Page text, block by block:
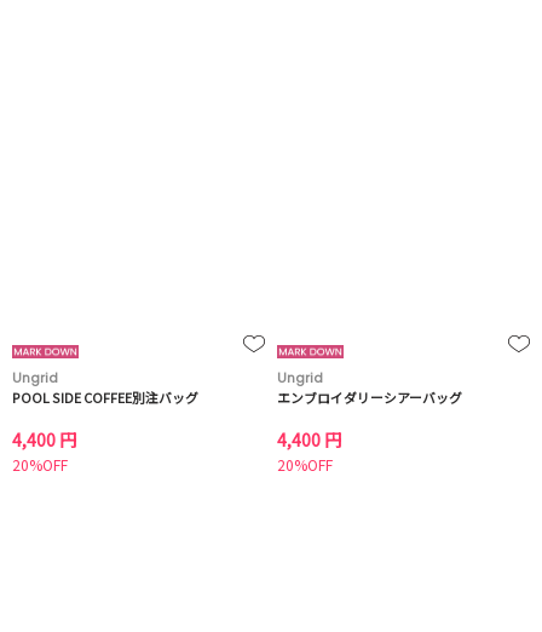
Ungrid
POOL SIDE COFFEE別注バッグ
4,400 円
20%OFF
Ungrid
エンブロイダリーシアーバッグ
4,400 円
20%OFF